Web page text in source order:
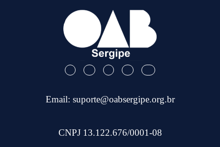
Email: suporte@oabsergipe.org.br
CNPJ 13.122.676/0001-08